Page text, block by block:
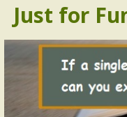
Just for